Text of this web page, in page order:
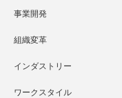
事業開発
組織変革
インダストリー
ワークスタイル